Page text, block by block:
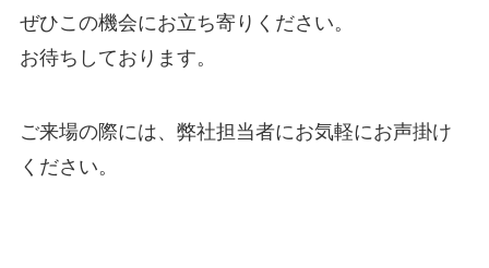
ぜひこの機会にお立ち寄りください。
お待ちしております。
ご来場の際には、弊社担当者にお気軽にお声掛け
ください。